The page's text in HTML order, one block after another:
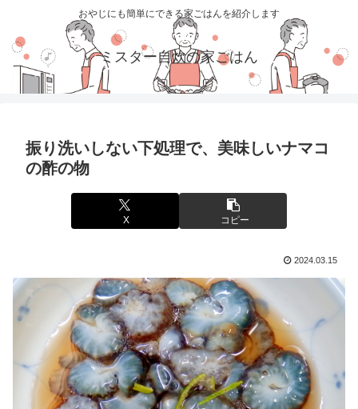
おやじにも簡単にできる家ごはんを紹介します
ミスター自炊の家ごはん
振り洗いしない下処理で、美味しいナマコ
の酢の物
X コピー
2024.03.15